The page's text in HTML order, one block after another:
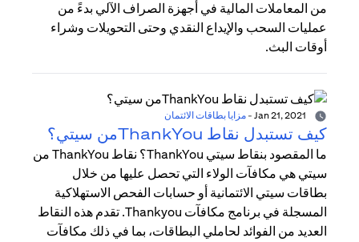
من المعاملات المالية في أجهزة الصراف الآلي بدءً من
عمليات السحب والإيداع النقدي وحتى التحويلات وشراء
أوقات البث.
- مزايا بطاقات الائتمان
كيف تستبدل نقاط ThankYouمن سيتي؟
ما المقصود بنقاط سيتي ThankYou؟ نقاط ThankYou من
سيتي هي مكافآت الولاء التي تحصل عليها من خلال
بطاقات سيتي الائتمانية أو حسابات الفحص الاستهلاكية
المسجلة في برنامج مكافآت Thankyou. تقدم هذه النقاط
العديد من الفوائد لحاملي البطاقات، بما في ذلك مكافآت